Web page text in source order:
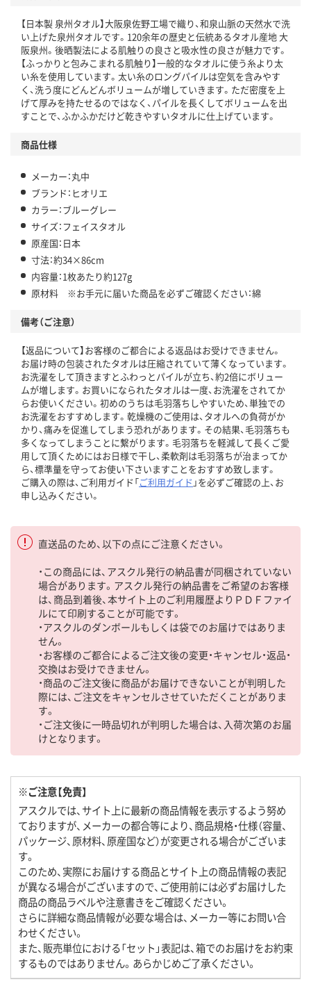
【日本製 泉州タオル】大阪泉佐野工場で織り、和泉山脈の天然水で洗
い上げた泉州タオルです。120余年の歴史と伝統あるタオル産地 大
阪泉州。後晒製法による肌触りの良さと吸水性の良さが魅力です。
【ふっかりと包みこまれる肌触り】一般的なタオルに使う糸より太
い糸を使用しています。太い糸のロングパイルは空気を含みやす
く、洗う度にどんどんボリュームが増していきます。ただ密度を上
げて厚みを持たせるのではなく、パイルを長くしてボリュームを出
すことで、ふかふかだけど乾きやすいタオルに仕上げています。
商品仕様
メーカー：丸中
ブランド：ヒオリエ
カラー：ブルーグレー
サイズ：フェイスタオル
原産国：日本
寸法：約34×86cm
内容量：1枚あたり約127g
原材料 ※お手元に届いた商品を必ずご確認ください：綿
備考（ご注意）
【返品について】お客様のご都合による返品はお受けできません。
お届け時の包装されたタオルは圧縮されていて薄くなっています。
お洗濯をして頂きますとふわっとパイルが立ち、約2倍にボリュー
ムが増します。お買いになられたタオルは一度、お洗濯をされてか
らお使いください。初めのうちは毛羽落ちしやすいため、単独での
お洗濯をおすすめします。乾燥機のご使用は、タオルへの負荷がか
かり、痛みを促進してしまう恐れがあります。その結果、毛羽落ちも
多くなってしまうことに繋がります。毛羽落ちを軽減して長くご愛
用して頂くためにはお日様で干し、柔軟剤は毛羽落ちが治まってか
ら、標準量を守ってお使い下さいますことをおすすめ致します。
ご購入の際は、ご利用ガイド「ご利用ガイド 」を必ずご確認の上、お
申し込みください。
直送品のため、以下の点にご注意ください。
・この商品には、アスクル発行の納品書が同梱されていない
場合があります。アスクル発行の納品書をご希望のお客様
は、商品到着後、本サイト上のご利用履歴よりＰＤＦファイ
ルにて印刷することが可能です。
・アスクルのダンボールもしくは袋でのお届けではありま
せん。
・お客様のご都合によるご注文後の変更・キャンセル・返品・
交換はお受けできません。
・商品のご注文後に商品がお届けできないことが判明した
際には、ご注文をキャンセルさせていただくことがありま
す。
・ご注文後に一時品切れが判明した場合は、入荷次第のお届
けとなります。
※ご注意【免責】
アスクルでは、サイト上に最新の商品情報を表示するよう努め
ておりますが、メーカーの都合等により、商品規格・仕様（容量、
パッケージ、原材料、原産国など）が変更される場合がございま
す。
このため、実際にお届けする商品とサイト上の商品情報の表記
が異なる場合がございますので、ご使用前には必ずお届けした
商品の商品ラベルや注意書きをご確認ください。
さらに詳細な商品情報が必要な場合は、メーカー等にお問い合
わせください。
また、販売単位における「セット」表記は、箱でのお届けをお約束
するものではありません。あらかじめご了承ください。